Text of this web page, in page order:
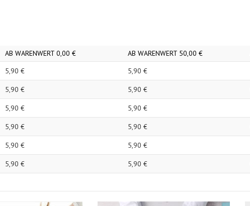
AB WARENWERT 0,00 € AB WARENWERT 50,00 €
5,90 € 5,90 €
5,90 € 5,90 €
5,90 € 5,90 €
5,90 € 5,90 €
5,90 € 5,90 €
5,90 € 5,90 €